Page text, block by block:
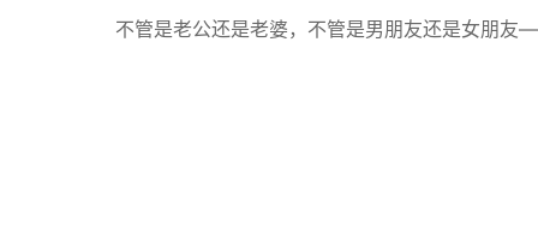
不管是老公还是老婆，不管是男朋友还是女朋